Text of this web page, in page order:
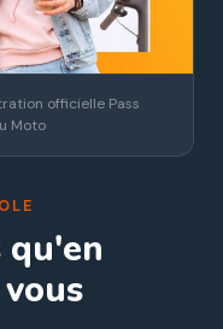
officielle Pass
Moto
qu'en